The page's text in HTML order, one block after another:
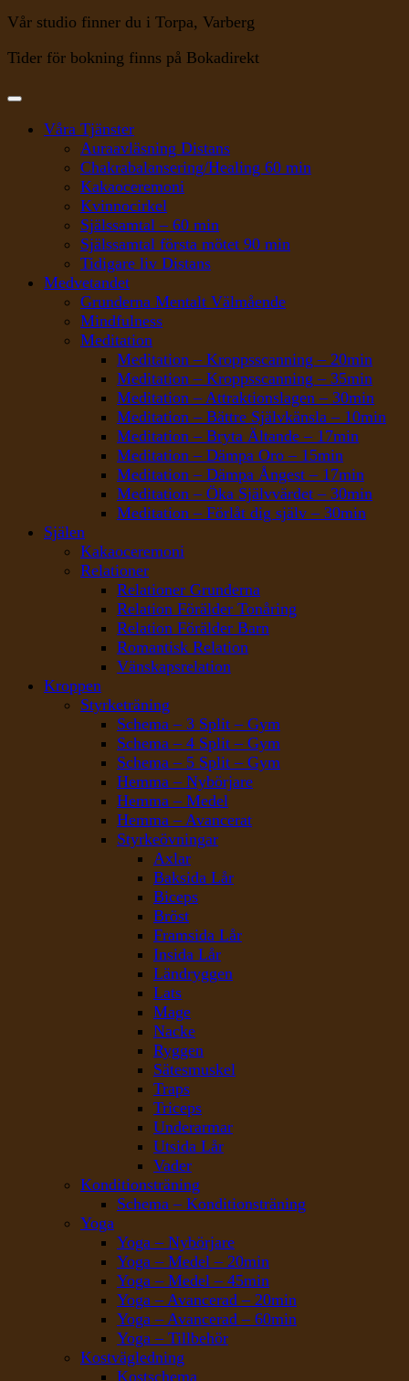
Vår studio finner du i Torpa, Varberg
Tider för bokning finns på Bokadirekt
Våra Tjänster
Auraavläsning Distans
Chakrabalansering/Healing 60 min
Kakaoceremoni
Kvinnocirkel
Själssamtal – 60 min
Själssamtal första mötet 90 min
Tidigare liv Distans
Medvetandet
Grunderna Mentalt Välmående
Mindfulness
Meditation
Meditation – Kroppsscanning – 20min
Meditation – Kroppsscanning – 35min
Meditation – Attraktionslagen – 30min
Meditation – Bättre Självkänsla – 10min
Meditation – Bryta Ältande – 17min
Meditation – Dämpa Oro – 15min
Meditation – Dämpa Ångest – 17min
Meditation – Öka Självvärdet – 30min
Meditation – Förlåt dig själv – 30min
Själen
Kakaoceremoni
Relationer
Relationer Grunderna
Relation Förälder Tonåring
Relation Förälder Barn
Romantisk Relation
Vänskapsrelation
Kroppen
Styrketräning
Schema – 3 Split – Gym
Schema – 4 Split – Gym
Schema – 5 Split – Gym
Hemma – Nybörjare
Hemma – Medel
Hemma – Avancerat
Styrkeövningar
Axlar
Baksida Lår
Biceps
Bröst
Framsida Lår
Insida Lår
Ländryggen
Lats
Mage
Nacke
Ryggen
Sätesmuskel
Traps
Triceps
Underarmar
Utsida Lår
Vader
Konditionsträning
Schema – Konditionsträning
Yoga
Yoga – Nybörjare
Yoga – Medel – 20min
Yoga – Medel – 45min
Yoga – Avancerad – 20min
Yoga – Avancerad – 60min
Yoga – Tillbehör
Kostvägledning
Kostschema